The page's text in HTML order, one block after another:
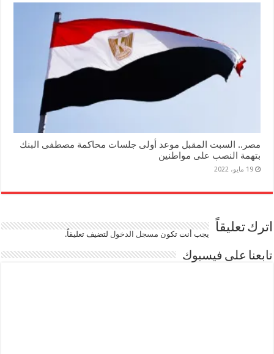
مصر.. السبت المقبل موعد أولى جلسات محاكمة مصطفى البنك
بتهمة النصب على مواطنين
19 مايو، 2022
اترك تعليقاً يجب أنت تكون مسجل الدخوللتضيف تعليقاً.
تابعنا على فيسبوك